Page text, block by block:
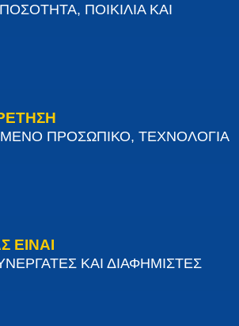
ΠΟΙΚΙΛΙΑ ΚΑΙ
ΠΡΟΣΩΠΙΚΟ, ΤΕΧΝΟΛΟΓΙΑ
ΕΙΝΑΙ
ΚΑΙ ΔΙΑΦΗΜΙΣΤΕΣ